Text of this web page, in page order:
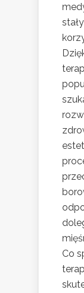
Co